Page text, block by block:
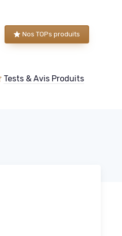
Nos TOPs produits
Tests & Avis Produits